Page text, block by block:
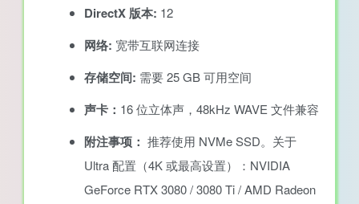
DirectX 版本: 12
网络: 宽带互联网连接
存储空间: 需要 25 GB 可用空间
声卡： 16 位立体声，48kHz WAVE 文件兼容
附注事项： 推荐使用 NVMe SSD。关于
Ultra 配置（4K 或最高设置）：NVIDIA
GeForce RTX 3080 / 3080 Ti / AMD Radeon